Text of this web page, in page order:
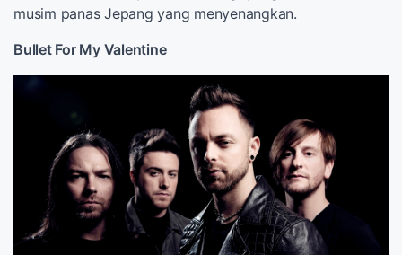
musim panas Jepang yang menyenangkan.
Bullet For My Valentine